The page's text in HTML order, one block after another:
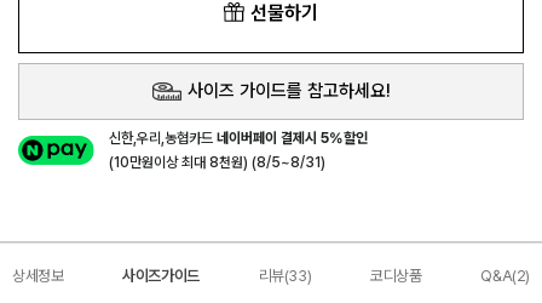
선물하기
사이즈 가이드를 참고하세요!
신한,우리,농협카드네이버페이 결제시 5%할인
(10만원이상 최대 8천원) (8/5~8/31)
상세정보 사이즈가이드 리뷰(33) 코디상품 Q&A(2)